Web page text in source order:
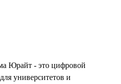
Юрайт - это цифровой
университетов и